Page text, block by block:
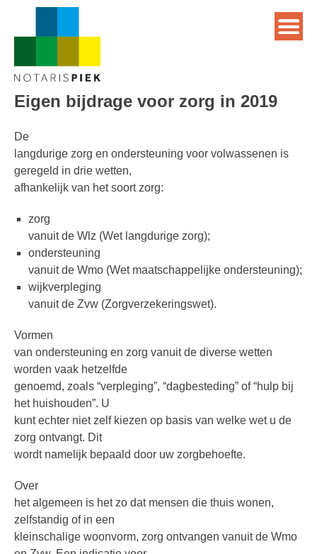
Eigen bijdrage voor zorg in 2019
De
langdurige zorg en ondersteuning voor volwassenen is
geregeld in drie wetten,
afhankelijk van het soort zorg:
zorg
vanuit de Wlz (Wet langdurige zorg);
ondersteuning
vanuit de Wmo (Wet maatschappelijke ondersteuning);
wijkverpleging
vanuit de Zvw (Zorgverzekeringswet).
Vormen
van ondersteuning en zorg vanuit de diverse wetten
worden vaak hetzelfde
genoemd, zoals “verpleging”, “dagbesteding” of “hulp bij
het huishouden”. U
kunt echter niet zelf kiezen op basis van welke wet u de
zorg ontvangt. Dit
wordt namelijk bepaald door uw zorgbehoefte.
Over
het algemeen is het zo dat mensen die thuis wonen,
zelfstandig of in een
kleinschalige woonvorm, zorg ontvangen vanuit de Wmo